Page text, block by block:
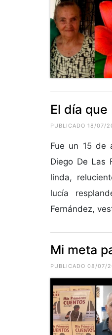
El día
PUBLICADO 18/07/
Fue un 15 de
Diego De Las
linda,
lucía
Fernández,
Mi meta
PUBLICADO 08/07/